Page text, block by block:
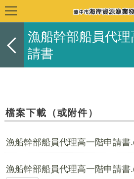
漁船幹部船員代理
請書
檔案下載（或附件）
漁船幹部船員代理高一階申請書
漁船幹部船員代理高一階申請書